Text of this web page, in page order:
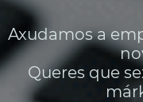
Axudamos a
Queres que